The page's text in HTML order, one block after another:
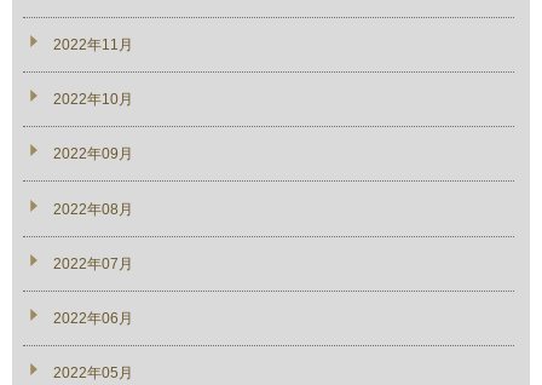
2022年11月
2022年10月
2022年09月
2022年08月
2022年07月
2022年06月
2022年05月